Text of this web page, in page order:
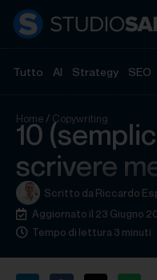
Tutto AI Strategy SEO
Home/ Copywriting
10
scrivere
Scritto da Riccardo
Aggiornato il 23 Giugno
Tempo di lettura 3 minuti